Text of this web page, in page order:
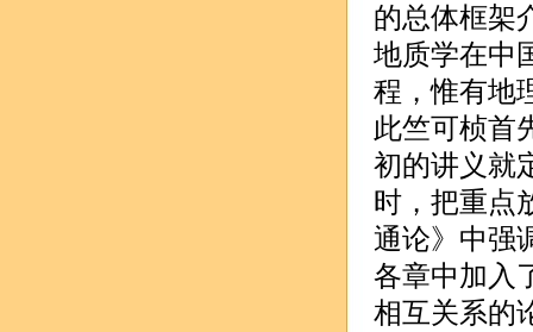
的总体框架
地质学在中
程，惟有地
此竺可桢首
初的讲义就
时，把重点
通论》中强
各章中加入
相互关系的